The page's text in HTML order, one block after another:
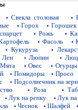
• Свекла столовая •
• Горох • Горошек
• Рожь •
• Фасоль •
• Кукуруза •
Лен • Люпин •
Мята • Овес • Огурцы
• Помидоры • Просо
• Подсолнечник на
• Роза •
• Лук на репку • Лук на
• Чеснок • Шалфей •